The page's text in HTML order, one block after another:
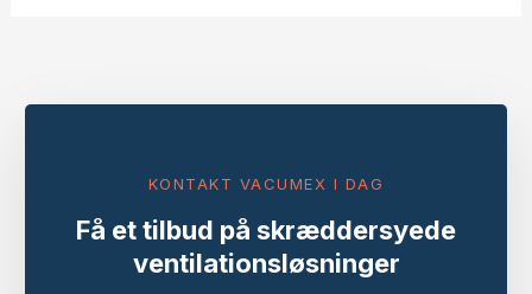
KONTAKT VACUMEX I DAG
Få et tilbud på skræddersyede
ventilationsløsninger